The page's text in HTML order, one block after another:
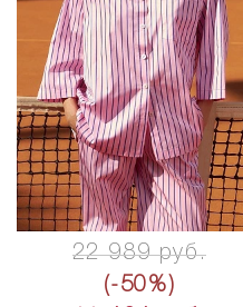
22 989 руб.
(-50%)